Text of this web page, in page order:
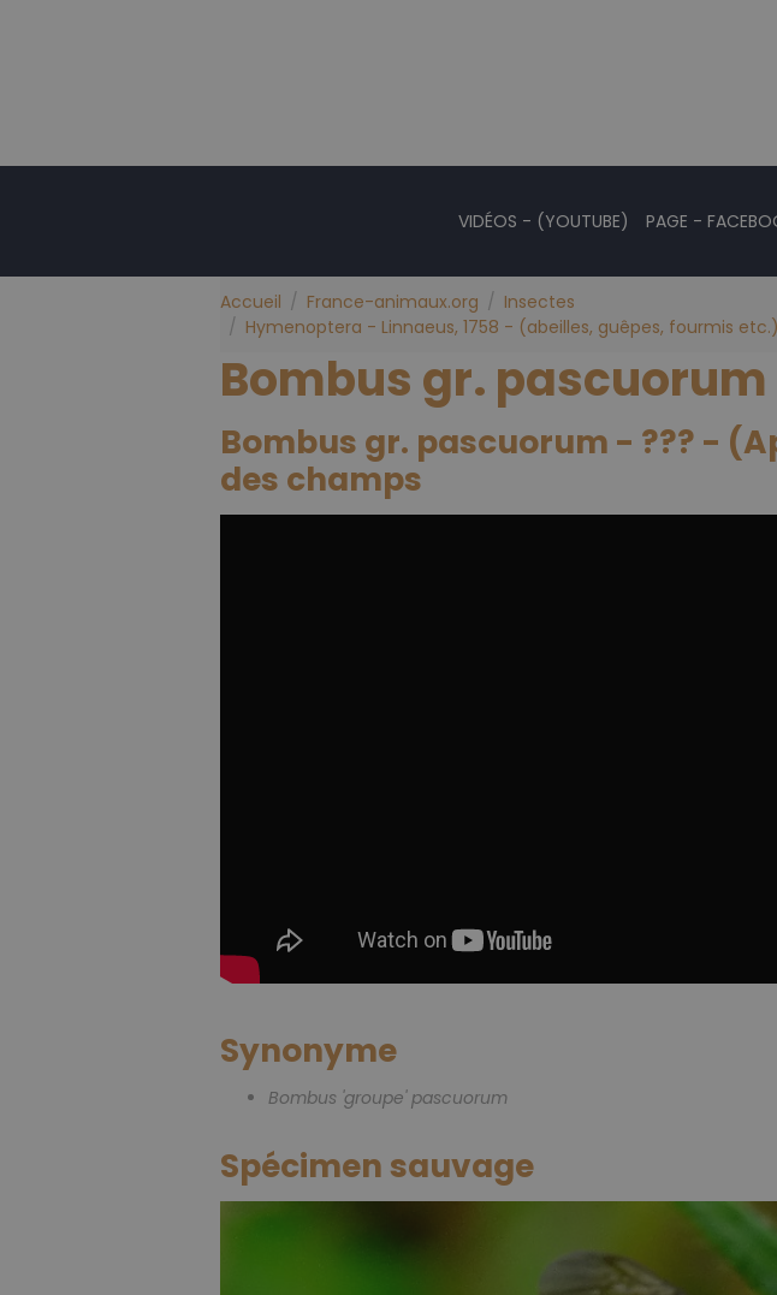
VIDÉOS - (YOUTUBE) PAGE -
Accueil France-animaux.org
Insectes
Hymenoptera - Linnaeus, 1758 - (abeilles, guêpes, fourmis etc.)
Bombus gr. pascuorum
Bombus gr. pascuorum - ??? -
des champs
Synonyme
Bombus 'groupe' pascuorum
Spécimen sauvage